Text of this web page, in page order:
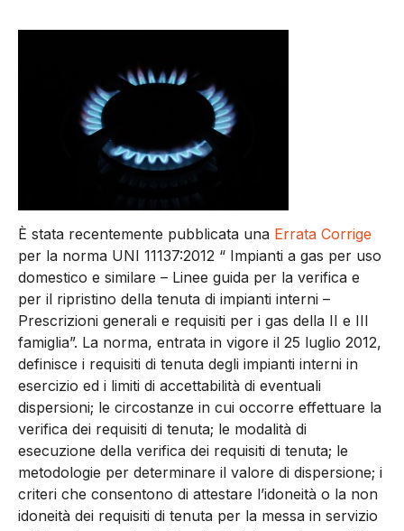
È stata recentemente pubblicata una Errata Corrige
per la norma UNI 11137:2012 “ Impianti a gas per uso
domestico e similare – Linee guida per la verifica e
per il ripristino della tenuta di impianti interni –
Prescrizioni generali e requisiti per i gas della II e III
famiglia”. La norma, entrata in vigore il 25 luglio 2012,
definisce i requisiti di tenuta degli impianti interni in
esercizio ed i limiti di accettabilità di eventuali
dispersioni; le circostanze in cui occorre effettuare la
verifica dei requisiti di tenuta; le modalità di
esecuzione della verifica dei requisiti di tenuta; le
metodologie per determinare il valore di dispersione; i
criteri che consentono di attestare l’idoneità o la non
idoneità dei requisiti di tenuta per la messa in servizio